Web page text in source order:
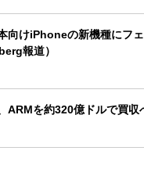
向けiPhoneの新機種にフ
報道）
ARMを約320億ドルで買収